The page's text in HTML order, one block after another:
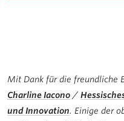
Mit Dank für die freundliche
Charline Iacono /
und Innovation. Einige der